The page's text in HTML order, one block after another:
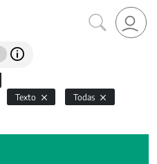
Texto
Todas